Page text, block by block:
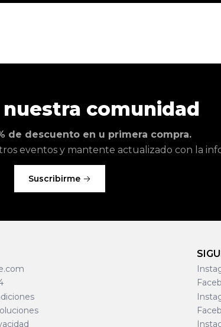
nuestra comunidad
de descuento en u primera compra.
eventos y mantente actualizado con la
Suscribirme